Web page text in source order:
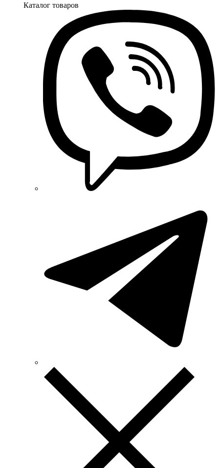
Каталог товаров